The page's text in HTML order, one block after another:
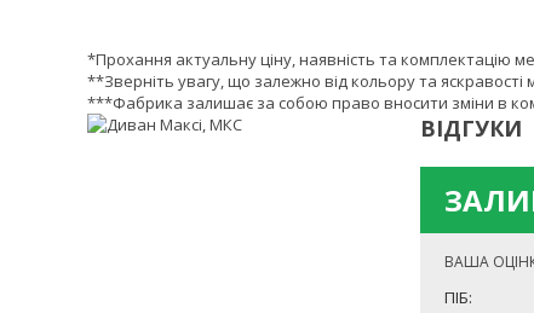
*Прохання актуальну ціну, наявність та комплектацію
**Зверніть увагу, що залежно від кольору та яскравості
***Фабрика залишає за собою право вносити зміни в
ВІДГУКИ
ВАША
ПІБ: